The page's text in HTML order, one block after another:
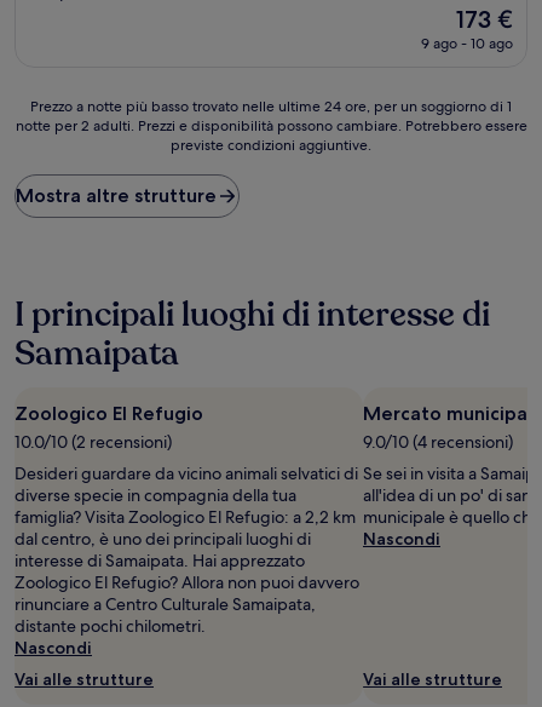
Il
prezzo
attuale
173 €
173 €
9 ago - 10 ago
Prezzo
a
più
basso
trovato
ore,
per
un
soggiorno
1
notte
per
2
adulti.
Prezzi
e
disponibilità
possono
cambiare.
Potrebbero
essere
previste
condizioni
Prezzo a notte più basso trovato nelle ultime 24 ore, per un soggiorno di 1
notte per 2 adulti. Prezzi e disponibilità possono cambiare. Potrebbero essere
previste condizioni aggiuntive.
Mostra altre strutture
I principali luoghi di interesse di
Samaipata
Zoologico El Refugio
10.0/10 (2 recensioni)
Desideri guardare da vicino animali selvatici di
diverse specie in compagnia della tua
famiglia? Visita Zoologico El Refugio: a 2,2 km
dal centro, è uno dei principali luoghi di
interesse di Samaipata. Hai apprezzato
Zoologico El Refugio? Allora non puoi davvero
rinunciare a Centro Culturale Samaipata,
distante pochi chilometri.
Nascondi
Vai alle strutture
Mercato
9.0/10 (4 recensioni)
Se sei in visita a
all'idea di un po' di
municipale è quello
Nascondi
Vai alle strutture